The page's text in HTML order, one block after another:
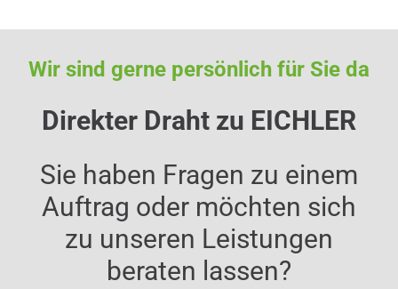
Wir sind gerne persönlich für Sie da
Direkter Draht zu EICHLER
Sie haben Fragen zu einem
Auftrag oder möchten sich
zu unseren Leistungen
beraten lassen?